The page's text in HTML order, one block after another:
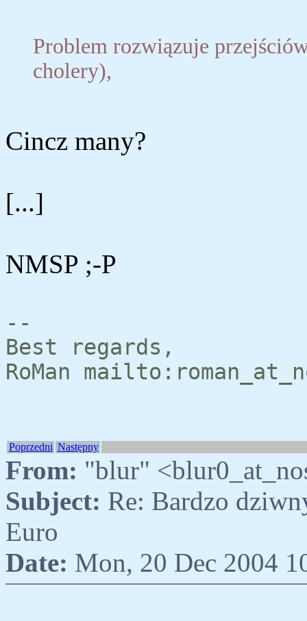
Problem rozwiązuje
cholery),
Cincz many?
[...]
NMSP ;-P
--
Best regards,
RoMan
Poprzedni Następny
From: "blur"
Subject: Re: Bardzo
Euro
Date: Mon, 20 Dec 2004